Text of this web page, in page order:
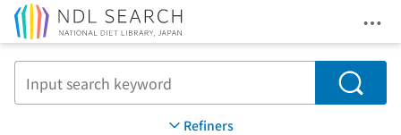
Search
Refiners